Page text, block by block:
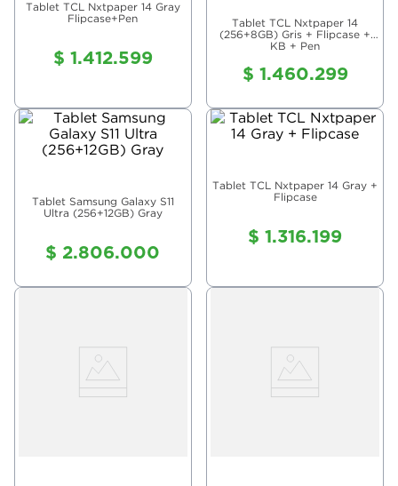
Tablet TCL Nxtpaper 14 Gray
Flipcase+Pen
$ 1.412.599
Tablet TCL Nxtpaper 14
(256+8GB) Gris + Flipcase +
KB + Pen
$ 1.460.299
Tablet Samsung Galaxy S11
Ultra (256+12GB) Gray
$ 2.806.000
Tablet TCL Nxtpaper 14 Gray +
Flipcase
$ 1.316.199